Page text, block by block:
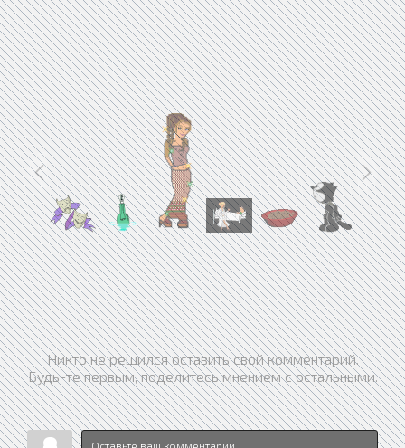
Никто не решился оставить свой комментарий.
Будь-те первым, поделитесь мнением с остальными.